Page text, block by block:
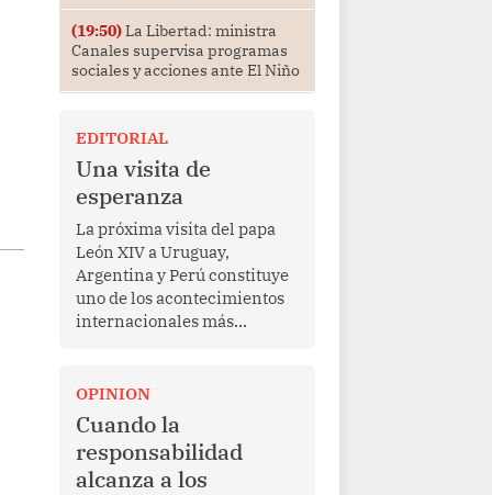
(19:50)La Libertad: ministra
Canales supervisa programas
sociales y acciones ante El Niño
EDITORIAL
Una visita de
esperanza
La próxima visita del papa
León XIV a Uruguay,
Argentina y Perú constituye
uno de los acontecimientos
internacionales más
Más allá de su dimensión
religiosa, esta gira
representa una oportunidad
para reafirmar el valor del
diálogo, fortalecer los
OPINION
Cuando la
responsabilidad
alcanza a los